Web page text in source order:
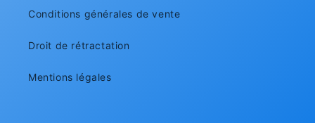
Conditions générales de vente
Droit de rétractation
Mentions légales